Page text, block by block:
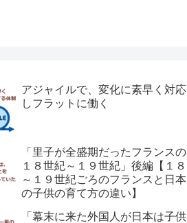
アジャイルで、変化に素早く対応
しフラットに働く
「里子が全盛期だったフランスの
１８世紀～１９世紀」後編【１８
～１９世紀ごろのフランスと日本
の子供の育て方の違い】
「幕末に来た外国人が日本は子供